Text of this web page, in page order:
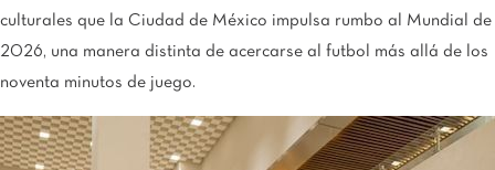
culturales que la Ciudad de México impulsa rumbo al Mundial de
2026, una manera distinta de acercarse al futbol más allá de los
noventa minutos de juego.